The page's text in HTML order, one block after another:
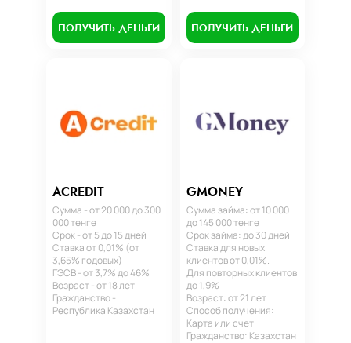
ПОЛУЧИТЬ ДЕНЬГИ ПОЛУЧИТЬ ДЕНЬГИ
ACREDIT
Сумма - от 20 000 до 300
000 тенге
Срок - от 5 до 15 дней
Ставка от 0,01% (от
3,65% годовых)
ГЭСВ - от 3,7% до 46%
Возраст - от 18 лет
Гражданство -
Республика Казахстан
GMONEY
Сумма займа: от 10 000
до 145 000 тенге
Срок займа: до 30 дней
Ставка для новых
клиентов от 0,01%.
Для повторных клиентов
до 1,9%
Возраст: от 21 лет
Способ получения:
Карта или счет
Гражданство: Казахстан